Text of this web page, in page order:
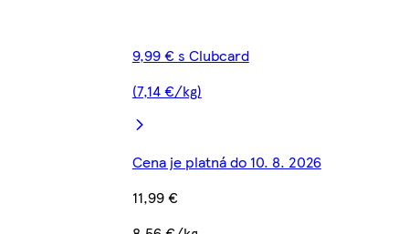
9,99 € s Clubcard
(7,14 €/kg)
Cena je platná do 10. 8. 2026
11,99 €